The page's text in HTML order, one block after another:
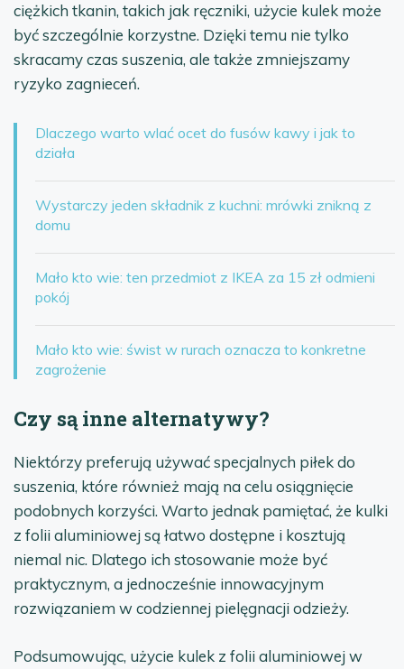
ciężkich tkanin, takich jak ręczniki, użycie kulek może
być szczególnie korzystne. Dzięki temu nie tylko
skracamy czas suszenia, ale także zmniejszamy
ryzyko zagnieceń.
Dlaczego warto wlać ocet do fusów kawy i jak to
działa
Wystarczy jeden składnik z kuchni: mrówki znikną z
domu
Mało kto wie: ten przedmiot z IKEA za 15 zł odmieni
pokój
Mało kto wie: świst w rurach oznacza to konkretne
zagrożenie
Czy są inne alternatywy?
Niektórzy preferują używać specjalnych piłek do
suszenia, które również mają na celu osiągnięcie
podobnych korzyści. Warto jednak pamiętać, że kulki
z folii aluminiowej są łatwo dostępne i kosztują
niemal nic. Dlatego ich stosowanie może być
praktycznym, a jednocześnie innowacyjnym
rozwiązaniem w codziennej pielęgnacji odzieży.
Podsumowując, użycie kulek z folii aluminiowej w